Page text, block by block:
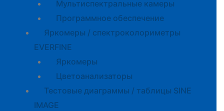
Мультиспектральные камеры
Программное обеспечение
Яркомеры / спектроколориметры
EVERFINE
Яркомеры
Цветоанализаторы
Тестовые диаграммы / таблицы SINE
IMAGE